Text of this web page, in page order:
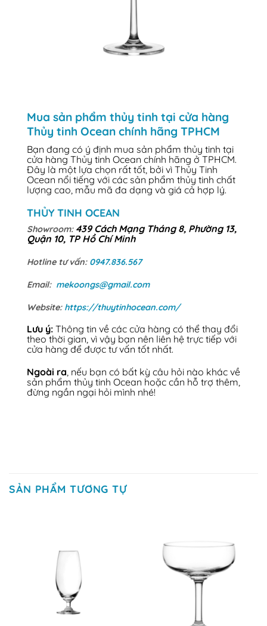
Mua sản phẩm thủy tinh tại cửa hàng
Thủy tinh Ocean chính hãng TPHCM
Bạn đang có ý định mua sản phẩm thủy tinh tại
cửa hàng Thủy tinh Ocean chính hãng ở TPHCM.
Đây là một lựa chọn rất tốt, bởi vì Thủy Tinh
Ocean nổi tiếng với các sản phẩm thủy tinh chất
lượng cao, mẫu mã đa dạng và giá cả hợp lý.
THỦY TINH OCEAN
Showroom: 439 Cách Mạng Tháng 8, Phường 13,
Quận 10, TP Hồ Chí Minh
Hotline tư vấn: 0947.836.567
Email: mekoongs@gmail.com
Website: https://thuytinhocean.com/
Lưu ý: Thông tin về các cửa hàng có thể thay đổi
theo thời gian, vì vậy bạn nên liên hệ trực tiếp với
cửa hàng để được tư vấn tốt nhất.
Ngoài ra, nếu bạn có bất kỳ câu hỏi nào khác về
sản phẩm thủy tinh Ocean hoặc cần hỗ trợ thêm,
đừng ngần ngại hỏi mình nhé!
SẢN PHẨM TƯƠNG TỰ